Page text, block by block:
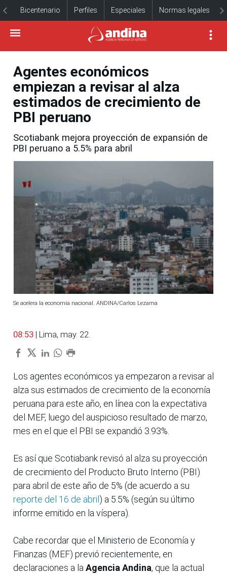
Bicentenario Perfiles Especiales Normas legales
Agentes económicos
empiezan a revisar al alza
estimados de crecimiento de
PBI peruano
Scotiabank mejora proyección de expansión de
PBI peruano a 5.5% para abril
Se acelera la economía nacional. ANDINA/Carlos Lezama
08:53 | Lima, may. 22.
Los agentes económicos ya empezaron a revisar al
alza sus estimados de crecimiento de la economía
peruana para este año, en línea con la expectativa
del MEF, luego del auspicioso resultado de marzo,
mes en el que el PBI se expandió 3.93%.
Es así que Scotiabank revisó al alza su proyección
de crecimiento del Producto Bruto Interno (PBI)
para abril de este año de 5% (de acuerdo a su
reporte del 16 de abril ) a 5.5% (según su último
informe emitido en la víspera).
Cabe recordar que el Ministerio de Economía y
Finanzas (MEF) previó recientemente, en
declaraciones a la Agencia Andina, que la actual